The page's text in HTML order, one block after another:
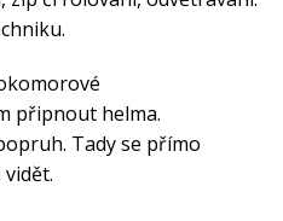
připnout helma.
Tady se přímo